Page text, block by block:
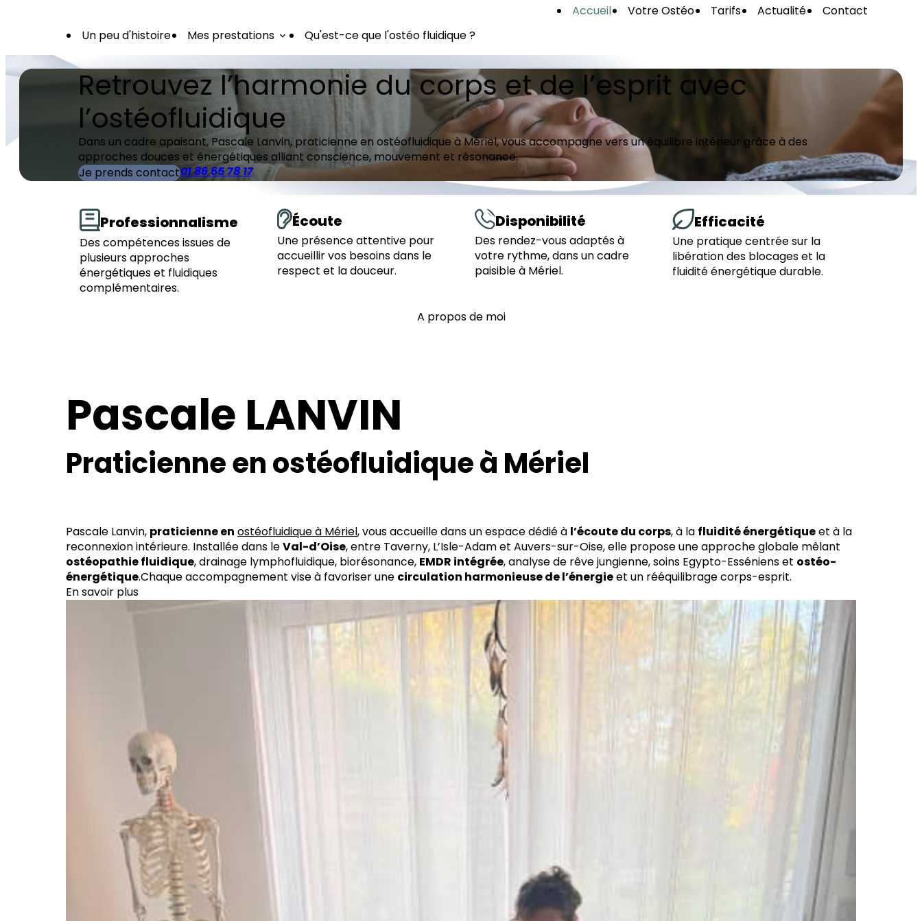
Accueil Votre Ostéo Tarifs Actualité
Contact
Un peu d'histoire
Mes prestations Qu'est-ce que l'ostéo fluidique ?
Retrouvez l’harmonie du corps et de l’esprit avec
l’ostéofluidique
Dans un cadre apaisant, Pascale Lanvin, praticienne en ostéofluidique à Mériel, vous accompagne vers un équilibre intérieur grâce à des
approches douces et énergétiques alliant conscience, mouvement et résonance.
Je prends contact01 86 65 78 17
Professionnalisme
Des compétences issues de
plusieurs approches
énergétiques et fluidiques
complémentaires.
Écoute
Une présence attentive pour
accueillir vos besoins dans le
respect et la douceur.
Disponibilité
Des rendez-vous adaptés à
votre rythme, dans un cadre
paisible à Mériel.
Efficacité
Une pratique centrée sur la
libération des blocages et la
fluidité énergétique durable.
A propos de moi
Pascale LANVIN
Praticienne en ostéofluidique à Mériel
Pascale Lanvin, praticienne en ostéofluidique à Mériel, vous accueille dans un espace dédié à l’écoute du corps, à la fluidité énergétiqueet à la
reconnexion intérieure. Installée dans leVal-d’Oise, entre Taverny, L’Isle-Adam et Auvers-sur-Oise, elle propose une approche globale mêlant
ostéopathie fluidique, drainage lymphofluidique, biorésonance, EMDR intégrée, analyse de rêve jungienne, soins Egypto-Esséniens et ostéo-
énergétique.Chaque accompagnement vise à favoriser une circulation harmonieuse de l’énergieet un rééquilibrage corps-esprit.
En savoir plus